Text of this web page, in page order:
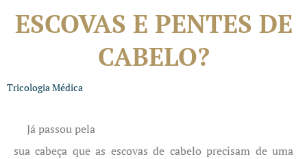
ESCOVAS E PENTES DE
CABELO?
Tricologia Médica
Já passou pela
sua cabeça que as escovas de cabelo precisam de uma